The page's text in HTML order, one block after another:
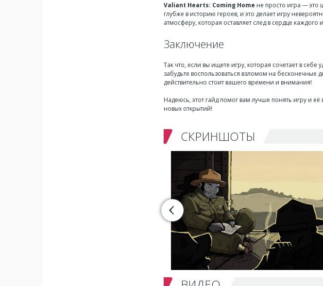
Valiant Hearts: Coming Home не просто игра — это
глубже в историю героев, и это делает игру
атмосферу, которая оставляет след в сердце каждого
Заключение
Так что, если вы ищете игру, которая сочетает в
забудьте воспользоваться взломом на бесконечные
действительно стоит вашего времени и внимания!
Надеюсь, этот гайд помог вам лучше понять игру и
новых открытий!
СКРИНШОТЫ